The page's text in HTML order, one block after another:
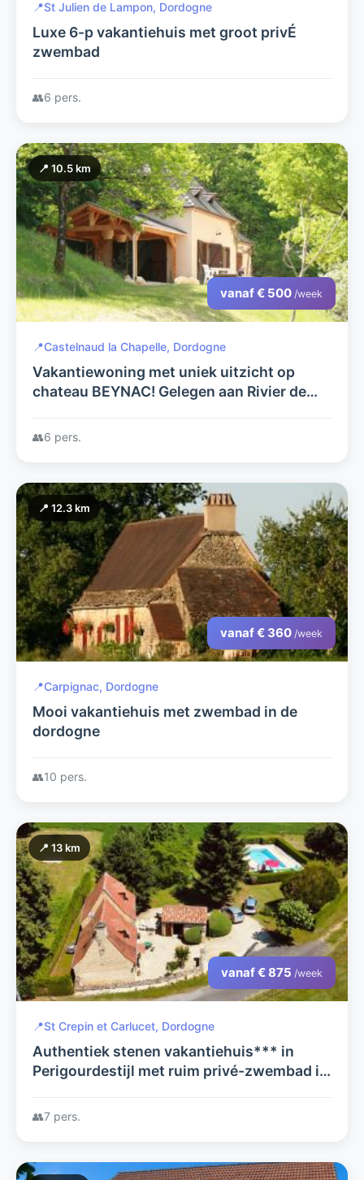
📍St Julien de Lampon, Dordogne
Luxe 6-p vakantiehuis met groot privÉ
zwembad
👥6 pers.
📍 10.5 km
vanaf € 500 /week
📍Castelnaud la Chapelle, Dordogne
Vakantiewoning met uniek uitzicht op
chateau BEYNAC! Gelegen aan Rivier de
Fayrac en Castelnaud.
👥6 pers.
📍 12.3 km
vanaf € 360 /week
📍Carpignac, Dordogne
Mooi vakantiehuis met zwembad in de
dordogne
👥10 pers.
📍 13 km
vanaf € 875 /week
📍St Crepin et Carlucet, Dordogne
Authentiek stenen vakantiehuis*** in
Perigourdestijl met ruim privé-zwembad in
Sarlat la Caneda
👥7 pers.